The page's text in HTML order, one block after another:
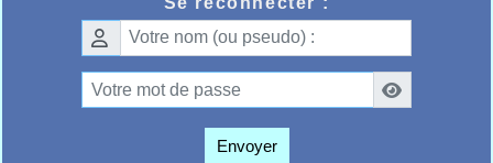
adhésions, que ce soit en athlétisme ou autres
sports amateurs, et les bénévoles et dirigeants ont
leur motivation au point mort, cette crise sanitaire
et les décisions prises en conséquence auront sans
aucun doute changé le paysage sportif français, et il
est grand temps de tenter de revenir à des
conditions normales pour le bien de tous.
Envoyer